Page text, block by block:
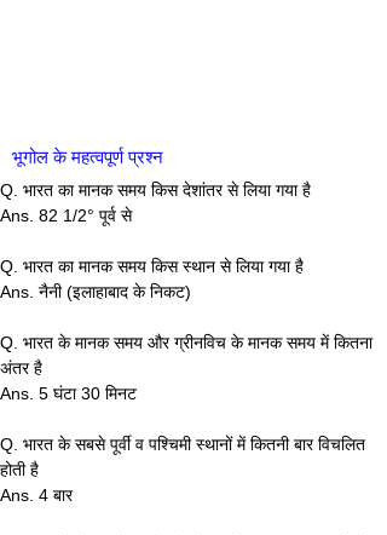
भूगोल के महत्वपूर्ण प्रश्न
Q. भारत का मानक समय किस देशांतर से लिया गया है
Ans. 82 1/2° पूर्व से
Q. भारत का मानक समय किस स्थान से लिया गया है
Ans. नैनी (इलाहाबाद के निकट)
Q. भारत के मानक समय और ग्रीनविच के मानक समय में कितना
अंतर है
Ans. 5 घंटा 30 मिनट
Q. भारत के सबसे पूर्वी व पश्चिमी स्थानों में कितनी बार विचलित
होती है
Ans. 4 बार